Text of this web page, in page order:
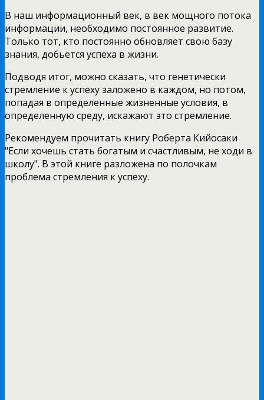
В наш информационный век, в век мощного потока
информации, необходимо постоянное развитие.
Только тот, кто постоянно обновляет свою базу
знания, добьется успеха в жизни.
Подводя итог, можно сказать, что генетически
стремление к успеху заложено в каждом, но потом,
попадая в определенные жизненные условия, в
определенную среду, искажают это стремление.
Рекомендуем прочитать книгу Роберта Кийосаки
"Если хочешь стать богатым и счастливым, не ходи в
школу". В этой книге разложена по полочкам
проблема стремления к успеху.